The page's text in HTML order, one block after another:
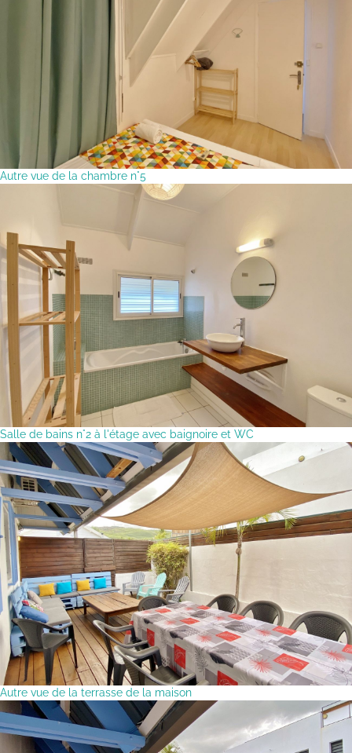
Autre vue de la chambre n°5
Salle de bains n°2 à l'étage avec baignoire et WC
Autre vue de la terrasse de la maison